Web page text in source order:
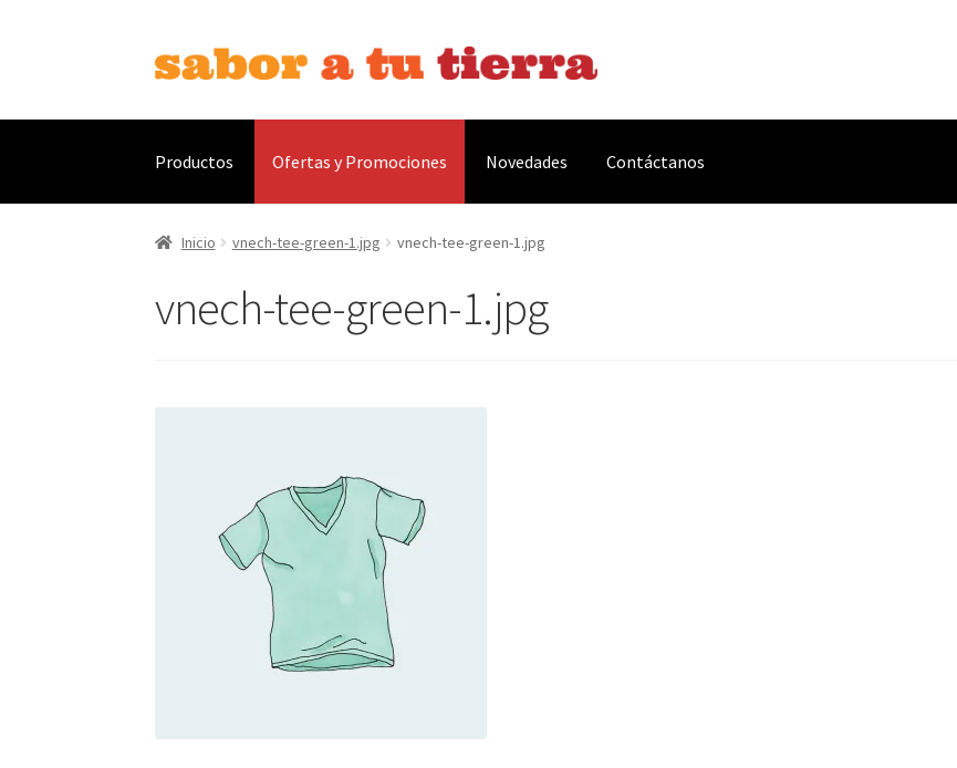
Ir
a
Ir
al
Productos Ofertas y Promociones Novedades Contáctanos
Inicio Bebidas Caldos, Salsas y Condimentos Carnes y Embutidos
Contáctanos Envíos Menaje, Complementos y Servicios
Tienda
Inicio vnech-tee-green-1.jpg vnech-tee-green-1.jpg
vnech-tee-green-1.jpg